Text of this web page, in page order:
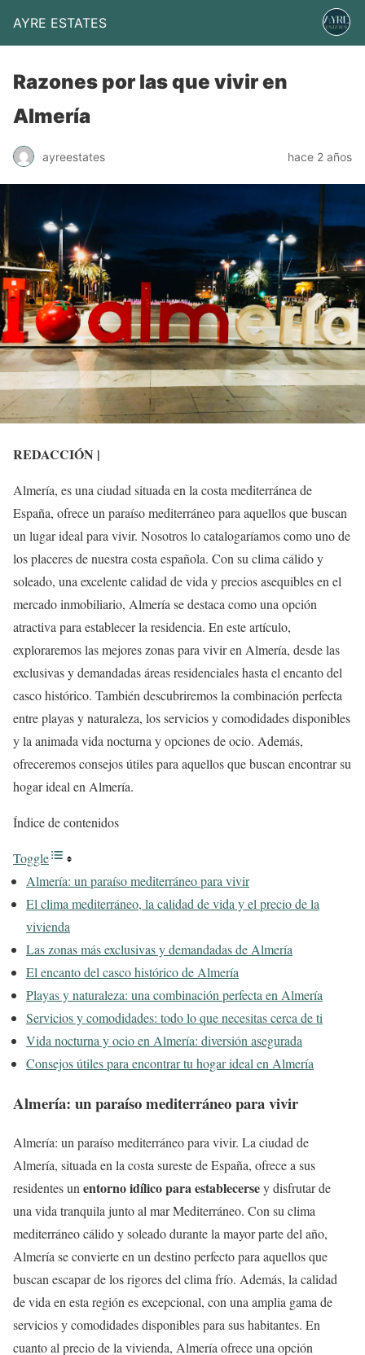
AYRE ESTATES
Razones por las que vivir en
Almería
ayreestates hace 2 años
REDACCIÓN |
Almería, es una ciudad situada en la costa mediterránea de
España, ofrece un paraíso mediterráneo para aquellos que buscan
un lugar ideal para vivir. Nosotros lo catalogaríamos como uno de
los placeres de nuestra costa española. Con su clima cálido y
soleado, una excelente calidad de vida y precios asequibles en el
mercado inmobiliario, Almería se destaca como una opción
atractiva para establecer la residencia. En este artículo,
exploraremos las mejores zonas para vivir en Almería, desde las
exclusivas y demandadas áreas residenciales hasta el encanto del
casco histórico. También descubriremos la combinación perfecta
entre playas y naturaleza, los servicios y comodidades disponibles
y la animada vida nocturna y opciones de ocio. Además,
ofreceremos consejos útiles para aquellos que buscan encontrar su
hogar ideal en Almería.
Índice de contenidos
Toggle
Almería: un paraíso mediterráneo para vivir
El clima mediterráneo, la calidad de vida y el precio de la
vivienda
Las zonas más exclusivas y demandadas de Almería
El encanto del casco histórico de Almería
Playas y naturaleza: una combinación perfecta en Almería
Servicios y comodidades: todo lo que necesitas cerca de ti
Vida nocturna y ocio en Almería: diversión asegurada
Consejos útiles para encontrar tu hogar ideal en Almería
Almería: un paraíso mediterráneo para vivir
Almería: un paraíso mediterráneo para vivir. La ciudad de
Almería, situada en la costa sureste de España, ofrece a sus
residentes unentorno idílico para establecersey disfrutar de
una vida tranquila junto al mar Mediterráneo. Con su clima
mediterráneo cálido y soleado durante la mayor parte del año,
Almería se convierte en un destino perfecto para aquellos que
buscan escapar de los rigores del clima frío. Además, la calidad
de vida en esta región es excepcional, con una amplia gama de
servicios y comodidades disponibles para sus habitantes. En
cuanto al precio de la vivienda, Almería ofrece una opción